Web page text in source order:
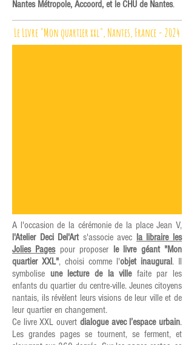
Nantes Métropole, Accoord, et le CHU de Nantes.
A l'occasion de la cérémonie de la place Jean V,
l'Atelier Deci Del'Arts'associe avec la libraire les
Jolies Pagespour proposer
le livre géant "Mon
quartier XXL", choisi comme l'objet inaugural.
symbolise une lecture de la ville faite par les
enfants du quartier du centre-ville. Jeunes citoyens
nantais, ils révèlent leurs visions de leur ville et de
leur quartier en changement.
Ce livre XXL ouvert dialogue avec l’espace urbain.
Les grandes pages se tournent, se ferment, et
Le Livre "Mon quartier xxl", Nantes, France - 2024